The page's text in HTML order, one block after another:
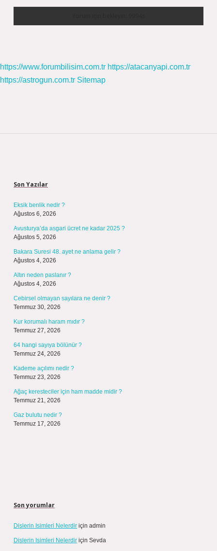
https://www.forumbilisim.com.tr https://atacanyapi.com.tr
https://astrogun.com.tr Sitemap
Son Yazılar
Eksik benlik nedir ?
Ağustos 6, 2026
Avusturya’da asgari ücret ne kadar 2025 ?
Ağustos 5, 2026
Bakara Suresi 48. ayet ne anlama gelir ?
Ağustos 4, 2026
Altın neden paslanır ?
Ağustos 4, 2026
Cebirsel olmayan sayılara ne denir ?
Temmuz 30, 2026
Kur korumalı haram mıdır ?
Temmuz 27, 2026
64 hangi sayıya bölünür ?
Temmuz 24, 2026
Kademe açılımı nedir ?
Temmuz 23, 2026
Ağaç keresteciler için ham madde midir ?
Temmuz 21, 2026
Gaz bulutu nedir ?
Temmuz 17, 2026
Son yorumlar
Dişlerin Isimleri Nelerdir için admin
Dişlerin Isimleri Nelerdir için Sevda